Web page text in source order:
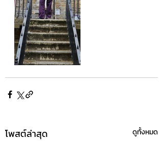
โพสต์ล่าสุด ดูทั้งหมด